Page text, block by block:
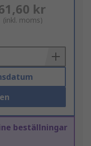
kr
(inkl. moms)
beställningar